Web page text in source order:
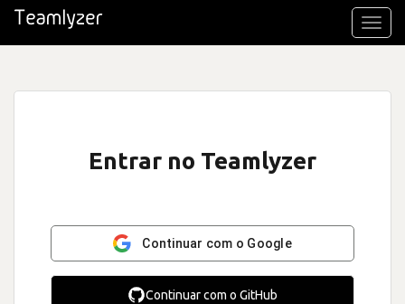
Entrar no Teamlyzer
Continuar com o Google
Continuar com o GitHub